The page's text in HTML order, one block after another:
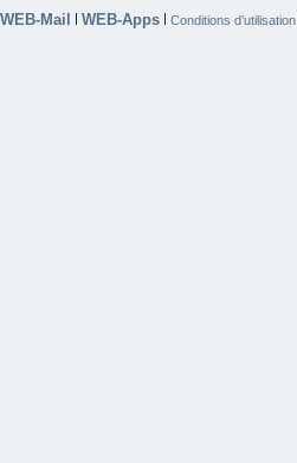
WEB-Mail | WEB-Apps | Conditions d’utilisation